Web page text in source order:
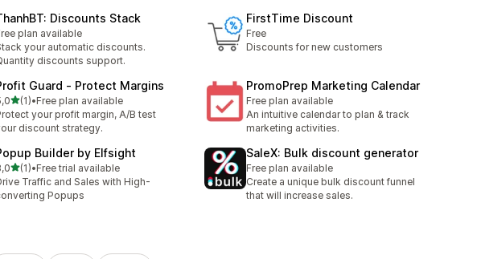
Discounts Stack
plan available
your automatic discounts.
discounts support.
FirstTime Discount
Free
Discounts for new customers
Guard ‑ Protect Margins
5 yıldız üzerinden
(1)1 değerlendirme
•Free plan available
your profit margin, A/B test
discount strategy.
PromoPrep Marketing Calendar
Free plan available
An intuitive calendar to plan & track
marketing activities.
Builder by Elfsight
5 yıldız üzerinden
(1)1 değerlendirme
•Free trial available
Traffic and Sales with High-
Popups
SaleX: Bulk discount generator
Free plan available
Create a unique bulk discount funnel
that will increase sales.